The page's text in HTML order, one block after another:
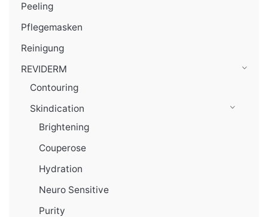
Peeling
Pflegemasken
Reinigung
REVIDERM
Contouring
Skindication
Brightening
Couperose
Hydration
Neuro Sensitive
Purity